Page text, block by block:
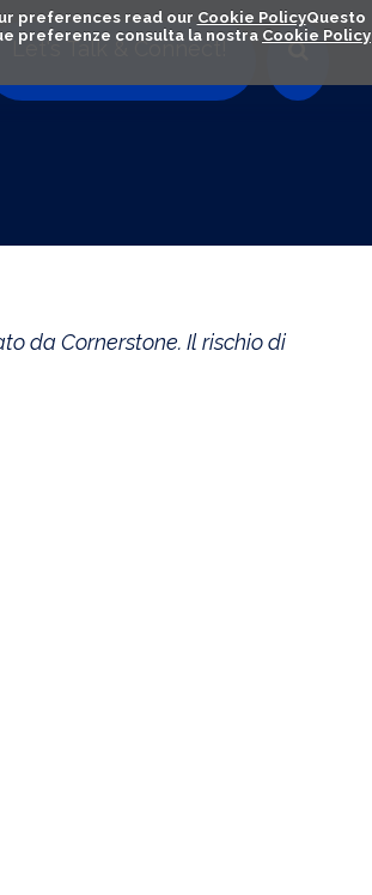
preferences read our Cookie PolicyQuesto
preferenze consulta la nostra Cookie Policy
Let's Talk & Connect!
da Cornerstone. Il rischio di